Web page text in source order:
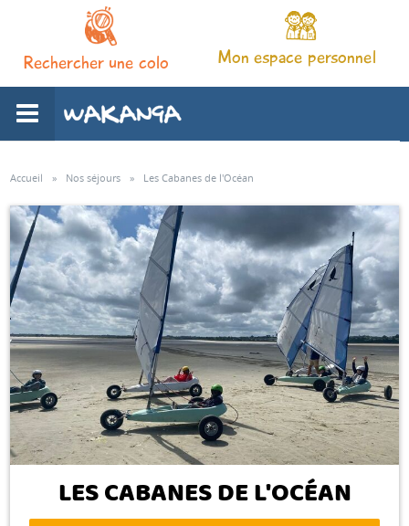
Rechercher une colo Mon espace personnel
L'association
Nos séjours
Notre pédagogie
Espace familles
Infos pratiques
Espace anims
Accueil » Nos séjours » Les Cabanes de l'Océan
LES CABANES DE L'OCÉAN